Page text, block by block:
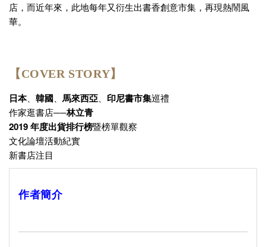
店，而近年來，此地每年又衍生出書香創意市集，再現熱鬧風
華。
【COVER STORY】
日本、 韓國 馬來西亞 印尼書市集巡禮
作家逛書店──林立青
2019 年度出貨排行榜暨榜單觀察
文化論壇活動紀實
新書店注目
作者簡介